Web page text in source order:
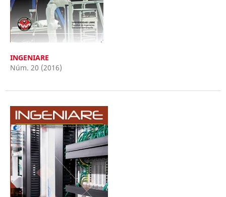
INGENIARE
Núm. 20 (2016)